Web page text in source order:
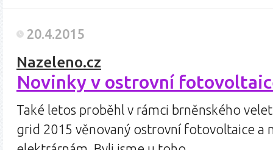
20.4.2015
Nazeleno.cz
Novinky v ostrovní
Také letos proběhl v rámci brněnského
grid 2015 věnovaný ostrovní fotovoltaice a